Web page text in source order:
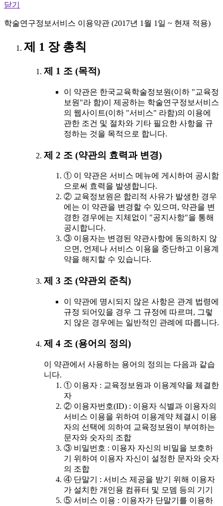
닫기
학술연구정보서비스 이용약관 (2017년 1월 1일 ~ 현재 적용)
제 1 장 총칙
제 1 조 (목적)
이 약관은 한국교육학술정보원(이하 "교육정
보원"라 함)이 제공하는 학술연구정보서비스
의 웹사이트(이하 "서비스" 라함)의 이용에
관한 조건 및 절차와 기타 필요한 사항을 규
정하는 것을 목적으로 합니다.
제 2 조 (약관의 효력과 변경)
① 이 약관은 서비스 메뉴에 게시하여 공시함
으로써 효력을 발생합니다.
② 교육정보원은 합리적 사유가 발생한 경우
에는 이 약관을 변경할 수 있으며, 약관을 변
경한 경우에는 지체없이 "공지사항"을 통해
공시합니다.
③ 이용자는 변경된 약관사항에 동의하지 않
으면, 언제나 서비스 이용을 중단하고 이용계
약을 해지할 수 있습니다.
제 3 조 (약관외 준칙)
이 약관에 명시되지 않은 사항은 관계 법령에
규정 되어있을 경우 그 규정에 따르며, 그렇
지 않은 경우에는 일반적인 관례에 따릅니다.
제 4 조 (용어의 정의)
이 약관에서 사용하는 용어의 정의는 다음과 같습
니다.
① 이용자 : 교육정보원과 이용계약을 체결한
자
② 이용자번호(ID) : 이용자 식별과 이용자의
서비스 이용을 위하여 이용계약 체결시 이용
자의 선택에 의하여 교육정보원이 부여하는
문자와 숫자의 조합
③ 비밀번호 : 이용자 자신의 비밀을 보호하
기 위하여 이용자 자신이 설정한 문자와 숫자
의 조합
④ 단말기 : 서비스 제공을 받기 위해 이용자
가 설치한 개인용 컴퓨터 및 모뎀 등의 기기
⑤ 서비스 이용 : 이용자가 단말기를 이용하